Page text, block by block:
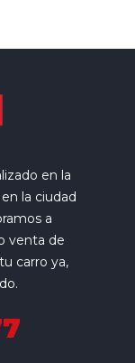
en la
la ciudad
a
venta de
carro ya,